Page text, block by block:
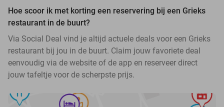
Hoe scoor ik met korting een reservering bij een Grieks
restaurant in de buurt?
Via Social Deal vind je altijd actuele deals voor een Grieks
restaurant bij jou in de buurt. Claim jouw favoriete deal
eenvoudig via de website of de app en reserveer direct
jouw tafeltje voor de scherpste prijs.